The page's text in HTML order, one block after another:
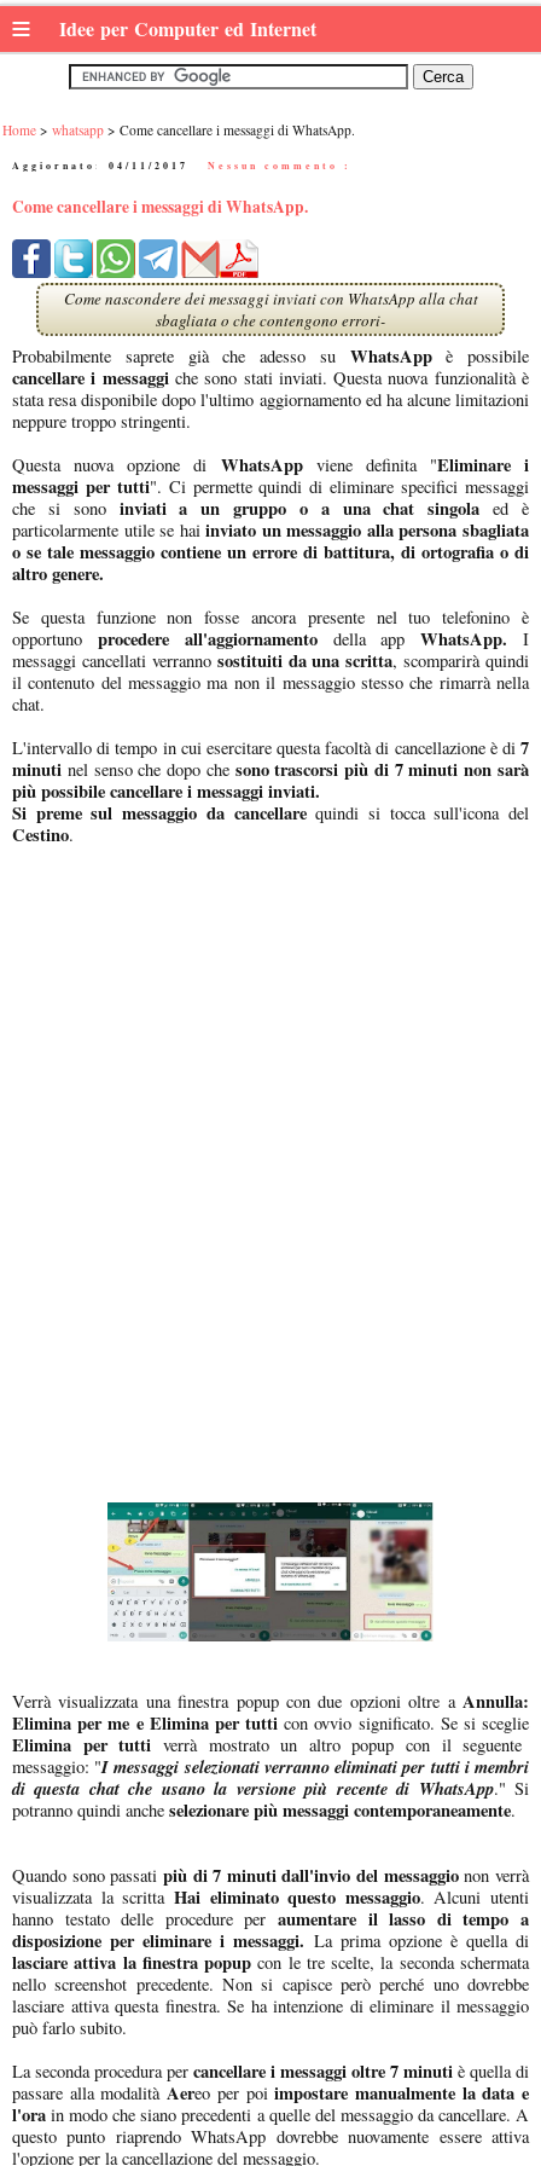
≡ Idee per Computer ed Internet
Home whatsapp Come cancellare i messaggi di WhatsApp.
Aggiornato: 04/11/2017 Nessun commento :
Come cancellare i messaggi di WhatsApp.
Come nascondere dei messaggi inviati con WhatsApp alla chat
sbagliata o che contengono errori-
Probabilmente saprete già che adesso suWhatsAppè possibile
cancellare i messaggiche sono stati inviati. Questa nuova funzionalità è
stata resa disponibile dopo l'ultimo aggiornamento ed ha alcune limitazioni
neppure troppo stringenti.
Questa nuova opzione di WhatsAppviene definita "Eliminare i
messaggi per tutti". Ci permette quindi di eliminare specifici messaggi
che si sonoinviati a un gruppo o a una chat singola ed è
particolarmente utile se haiinviato un messaggio alla persona sbagliata
o se tale messaggio contiene un errore di battitura, di ortografia o di
altro genere.
Se questa funzione non fosse ancora presente nel tuo telefonino è
opportuno procedere all'aggiornamentodella appWhatsApp. I
messaggi cancellati verranno sostituiti da una scritta, scomparirà quindi
il contenuto del messaggio ma non il messaggio stesso che rimarrà nella
chat.
L'intervallo di tempo in cui esercitare questa facoltà di cancellazione è di7
minuti nel senso che dopo che sono trascorsi più di 7 minuti non sarà
più possibile cancellare i messaggi inviati.
Si preme sul messaggio da cancellarequindi si tocca sull'icona del
Cestino.
Verrà visualizzata una finestra popup con due opzioni oltre a Annulla:
Elimina per me e Elimina per tutticon ovvio significato. Se si sceglie
Elimina per tutti verrà mostrato un altro popup con il seguente
messaggio: "I messaggi selezionati verranno eliminati per tutti i membri
di questa chat che usano la versione più recente di WhatsApp." Si
potranno quindi anche selezionare più messaggi contemporaneamente.
Quando sono passati più di 7 minuti dall'invio del messaggionon verrà
visualizzata la scrittaHai eliminato questo messaggio. Alcuni utenti
hanno testato delle procedure per aumentare il lasso di tempo a
disposizione per eliminare i messaggi. La prima opzione è quella di
lasciare attiva la finestra popup con le tre scelte, la seconda schermata
nello screenshot precedente. Non si capisce però perché uno dovrebbe
lasciare attiva questa finestra. Se ha intenzione di eliminare il messaggio
può farlo subito.
La seconda procedura per cancellare i messaggi oltre 7 minuti è quella di
passare alla modalitàAereo per poiimpostare manualmente la data e
l'ora in modo che siano precedenti a quelle del messaggio da cancellare. A
questo punto riaprendo WhatsApp dovrebbe nuovamente essere attiva
l'opzione per la cancellazione del messaggio.